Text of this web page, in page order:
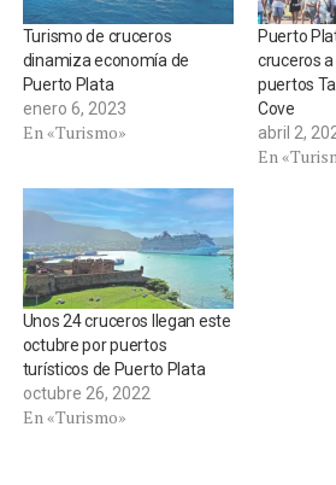
Turismo de cruceros
dinamiza economía de
Puerto Plata
enero 6, 2023
En «Turismo»
Puerto
cruceros
puertos
Cove
abril 2,
En
Unos 24 cruceros llegan este
octubre por puertos
turísticos de Puerto Plata
octubre 26, 2022
En «Turismo»